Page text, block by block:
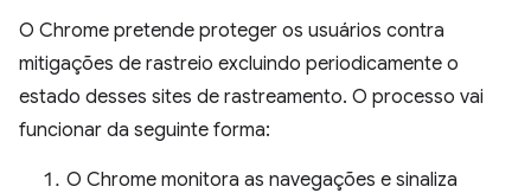
O Chrome pretende proteger os usuários contra
mitigações de rastreio excluindo periodicamente o
estado desses sites de rastreamento. O processo vai
funcionar da seguinte forma:
O Chrome monitora as navegações e sinaliza